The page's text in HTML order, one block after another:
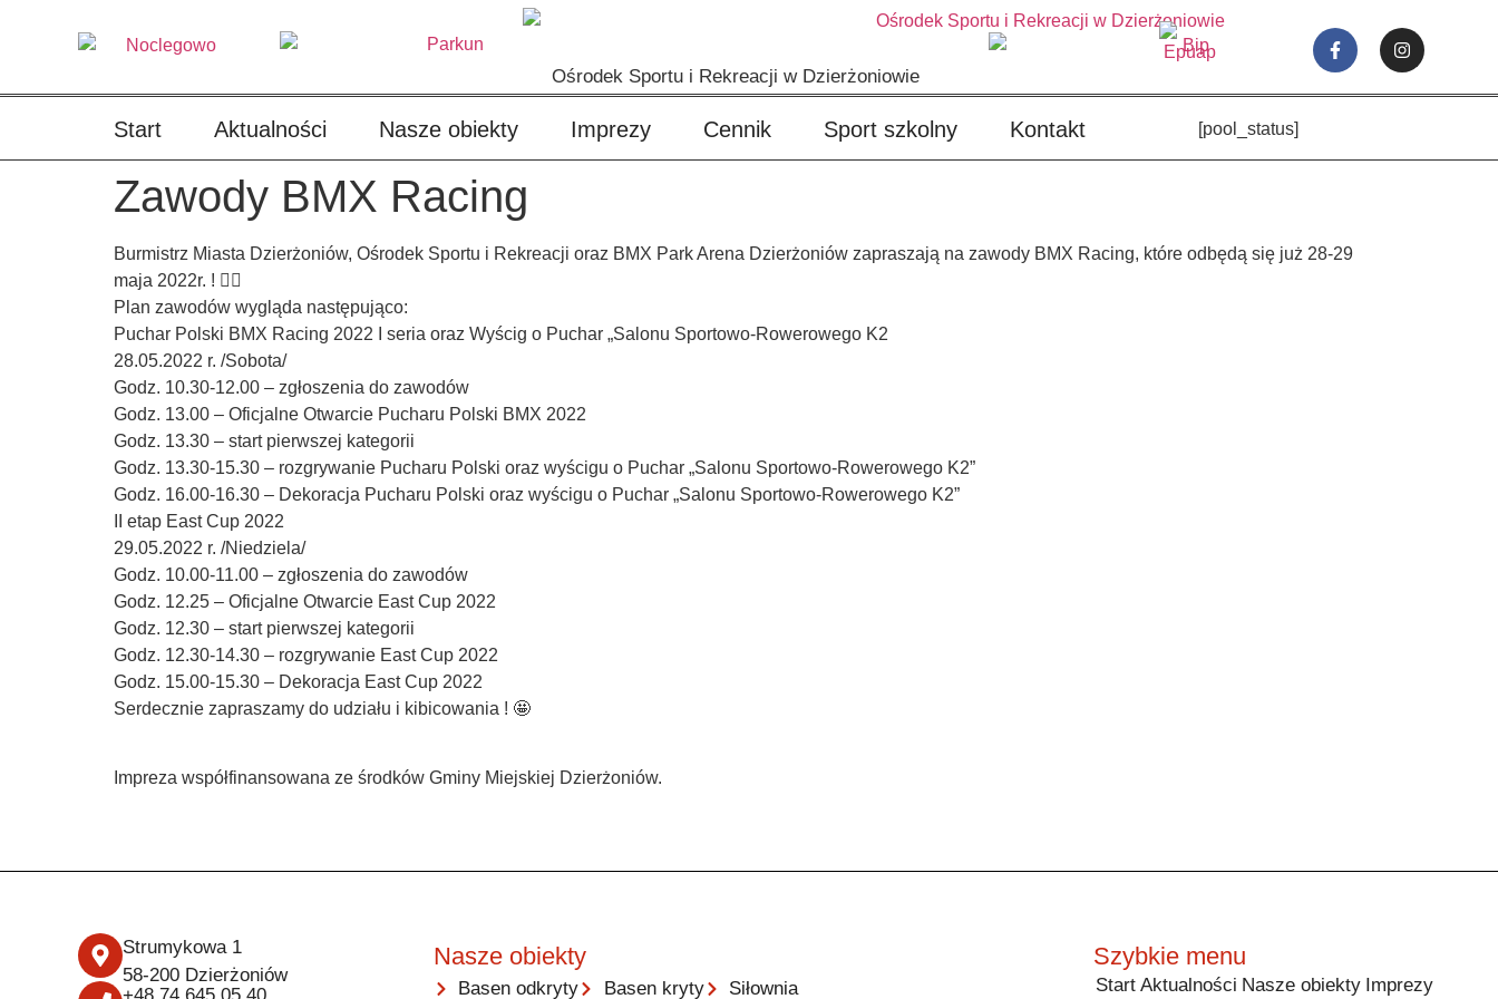
Ośrodek Sportu i Rekreacji w Dzierżoniowie
Start Aktualności Nasze obiekty Imprezy Cennik Sport szkolny Kontakt [pool_status]
Zawody BMX Racing
Burmistrz Miasta Dzierżoniów, Ośrodek Sportu i Rekreacji oraz BMX Park Arena Dzierżoniów zapraszają na zawody BMX Racing, które odbędą się już 28-29
maja 2022r. ! 🚴‍♀
Plan zawodów wygląda następująco:
Puchar Polski BMX Racing 2022 I seria oraz Wyścig o Puchar „Salonu Sportowo-Rowerowego K2
28.05.2022 r. /Sobota/
Godz. 10.30-12.00 – zgłoszenia do zawodów
Godz. 13.00 – Oficjalne Otwarcie Pucharu Polski BMX 2022
Godz. 13.30 – start pierwszej kategorii
Godz. 13.30-15.30 – rozgrywanie Pucharu Polski oraz wyścigu o Puchar „Salonu Sportowo-Rowerowego K2”
Godz. 16.00-16.30 – Dekoracja Pucharu Polski oraz wyścigu o Puchar „Salonu Sportowo-Rowerowego K2”
II etap East Cup 2022
29.05.2022 r. /Niedziela/
Godz. 10.00-11.00 – zgłoszenia do zawodów
Godz. 12.25 – Oficjalne Otwarcie East Cup 2022
Godz. 12.30 – start pierwszej kategorii
Godz. 12.30-14.30 – rozgrywanie East Cup 2022
Godz. 15.00-15.30 – Dekoracja East Cup 2022
Serdecznie zapraszamy do udziału i kibicowania ! 🤩
Impreza współfinansowana ze środków Gminy Miejskiej Dzierżoniów.
Strumykowa 1
58-200 Dzierżoniów
Nasze obiekty
Basen odkryty Basen kryty Siłownia
Szybkie menu
Start Aktualności Nasze obiekty Imprezy